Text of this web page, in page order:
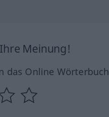
Meinung!
das Online